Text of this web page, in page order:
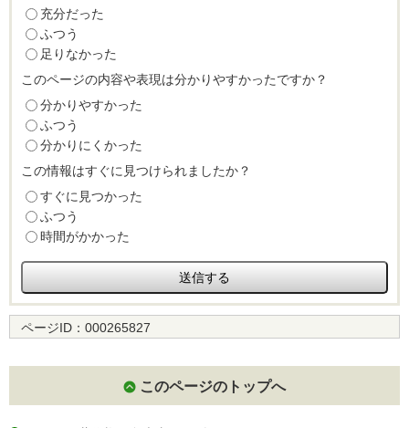
充分だった
ふつう
足りなかった
このページの内容や表現は分かりやすかったですか？
分かりやすかった
ふつう
分かりにくかった
この情報はすぐに見つけられましたか？
すぐに見つかった
ふつう
時間がかかった
ページID： 000265827
このページのトップへ